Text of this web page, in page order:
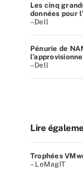
Les cinq
données pour
–Dell
Pénurie de
–Dell
Lire
Trophées
– LeMagIT